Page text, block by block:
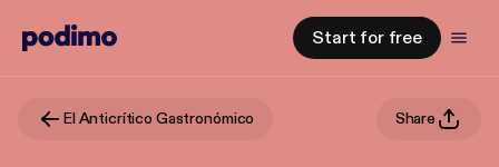
Start for free
El Anticrítico Gastronómico Share